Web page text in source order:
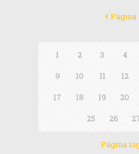
1 2 3 4
9
10 11 12
17
18 19 20
25
26
Página